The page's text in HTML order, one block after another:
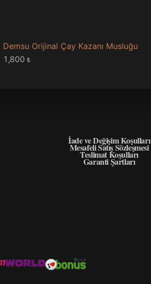
Demsu Orijinal Çay Kazanı Musluğu
1,800₺
İade ve Değişim Koşulları
Mesafeli Satış Sözleşmesi
Teslimat Koşulları
Garanti Şartları